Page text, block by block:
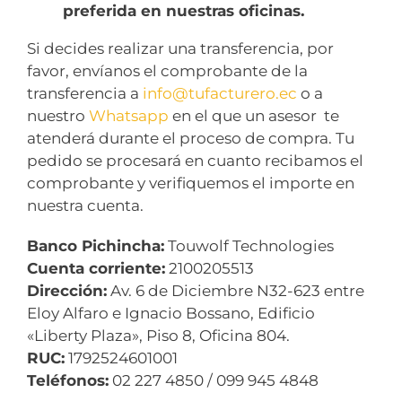
preferida en nuestras oficinas.
Si decides realizar una transferencia, por
favor, envíanos el comprobante de la
transferencia a info@tufacturero.ec o a
nuestro Whatsapp en el que un asesor te
atenderá durante el proceso de compra. Tu
pedido se procesará en cuanto recibamos el
comprobante y verifiquemos el importe en
nuestra cuenta.
Banco Pichincha: Touwolf Technologies
Cuenta corriente: 2100205513
Dirección: Av. 6 de Diciembre N32-623 entre
Eloy Alfaro e Ignacio Bossano, Edificio
«Liberty Plaza», Piso 8, Oficina 804.
RUC: 1792524601001
Teléfonos: 02 227 4850 / 099 945 4848